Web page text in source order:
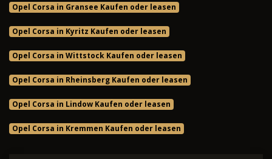
Opel Corsa in Gransee Kaufen oder leasen
Opel Corsa in Kyritz Kaufen oder leasen
Opel Corsa in Wittstock Kaufen oder leasen
Opel Corsa in Rheinsberg Kaufen oder leasen
Opel Corsa in Lindow Kaufen oder leasen
Opel Corsa in Kremmen Kaufen oder leasen